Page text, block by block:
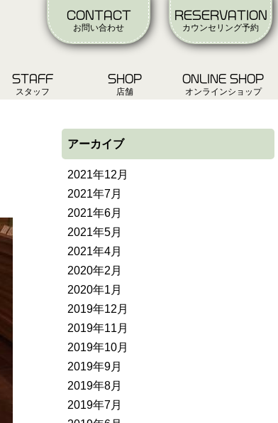
CONTACT
お問い合わせ
RESERVATION
カウンセリング予約
STAFF
スタッフ
SHOP
店舗
ONLINE SHOP
オンラインショップ
アーカイブ
2021年12月
2021年7月
2021年6月
2021年5月
2021年4月
2020年2月
2020年1月
2019年12月
2019年11月
2019年10月
2019年9月
2019年8月
2019年7月